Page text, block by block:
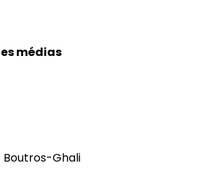
médias
Ghali